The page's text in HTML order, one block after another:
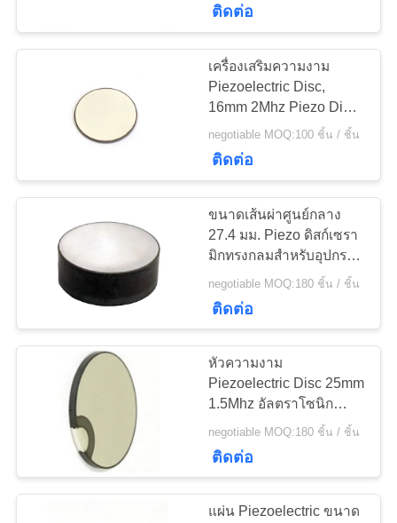
piezoelectric
22
เซ็นเซอร์อัลตราโซ
นิกฟอง
Transducer
Cavitation ล้ำเสียง
10
ติดต่อ
เครื่องเสริมความงาม
Piezoelectric Disc,
16mm 2Mhz Piezo Disc
ความทนทานสูง
negotiable MOQ:100 ชิ้น / ชิ้น
ติดต่อ
ขนาดเส้นผ่าศูนย์กลาง
27.4 มม. Piezo ดิสก์เซรา
มิกทรงกลมสำหรับอุปกรณ์
ตกปลา Finder
negotiable MOQ:180 ชิ้น / ชิ้น
ติดต่อ
หัวความงาม
Piezoelectric Disc 25mm
1.5Mhz อัลตราโซนิก
Piezo Disc พร้อม Wrap
negotiable MOQ:180 ชิ้น / ชิ้น
ติดต่อ
แผ่น Piezoelectric ขนาด